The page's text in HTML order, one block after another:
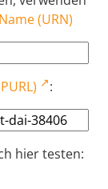
(URN)
:
hier testen: